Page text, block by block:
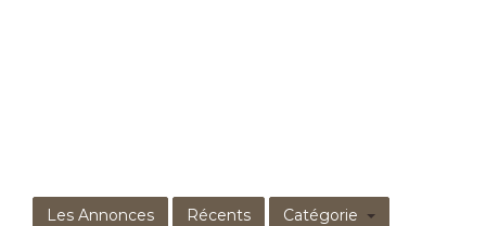
Les Annonces Récents Catégorie